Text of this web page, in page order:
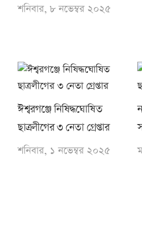
শনিবার, ৮ নভেম্বর ২০২৫
ঈশ্বরগঞ্জে নিষিদ্ধঘোষিত
ছাত্রলীগের ৩ নেতা গ্রেপ্তার
শনিবার, ১ নভেম্বর ২০২৫